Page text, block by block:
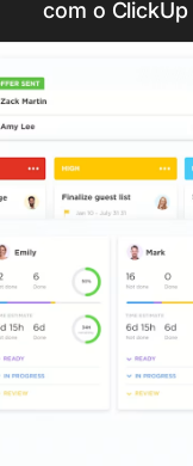
com o ClickUp